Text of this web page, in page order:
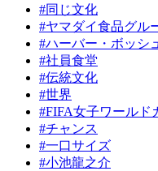
#同じ文化
#ヤマダイ食品グル
#ハーバー・ボッシ
#社員食堂
#伝統文化
#世界
#FIFA女子ワールド
#チャンス
#一口サイズ
#小池龍之介